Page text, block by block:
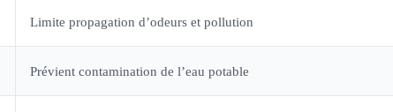
Limite propagation d’odeurs et pollution
Prévient contamination de l’eau potable